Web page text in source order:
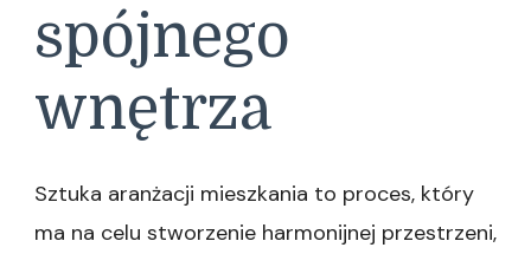
spójnego
wnętrza
Sztuka aranżacji mieszkania to proces, który
ma na celu stworzenie harmonijnej przestrzeni,